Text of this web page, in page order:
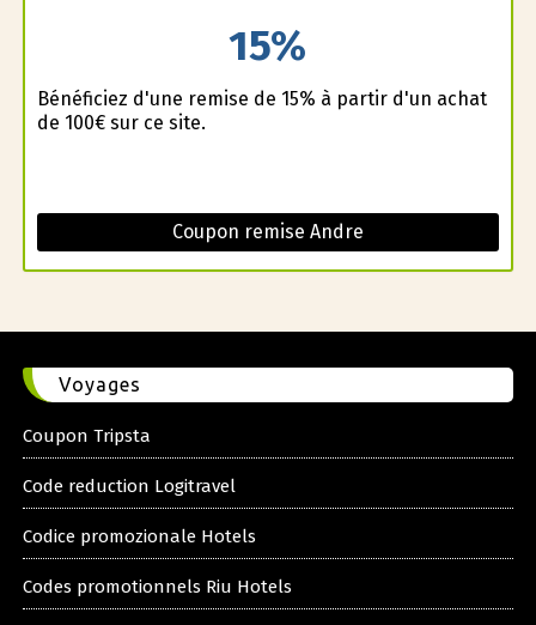
15%
Bénéficiez d'une remise de 15% à partir d'un achat
de 100€ sur ce site.
Coupon remise Andre
Voyages
Coupon Tripsta
Code reduction Logitravel
Codice promozionale Hotels
Codes promotionnels Riu Hotels